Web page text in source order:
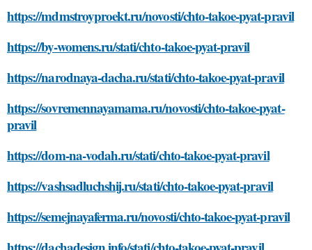
https://mdmstroyproekt.ru/novosti/chto-takoe-pyat-pravil
https://by-womens.ru/stati/chto-takoe-pyat-pravil
https://narodnaya-dacha.ru/stati/chto-takoe-pyat-pravil
https://sovremennayamama.ru/novosti/chto-takoe-pyat-
pravil
https://dom-na-vodah.ru/stati/chto-takoe-pyat-pravil
https://vashsadluchshij.ru/stati/chto-takoe-pyat-pravil
https://semejnayaferma.ru/novosti/chto-takoe-pyat-pravil